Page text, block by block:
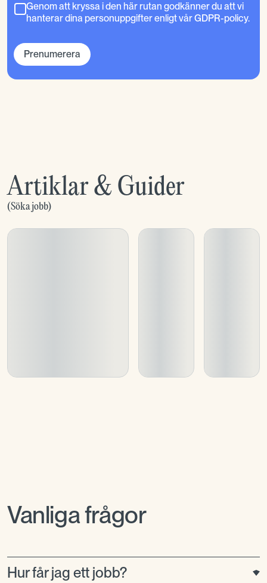
Genom att kryssa i den här rutan godkänner du att vi
hanterar dina personuppgifter enligt vår GDPR-policy.
Prenumerera
Artiklar & Guider
(Söka jobb)
Vanliga frågor
Hur får jag ett jobb?